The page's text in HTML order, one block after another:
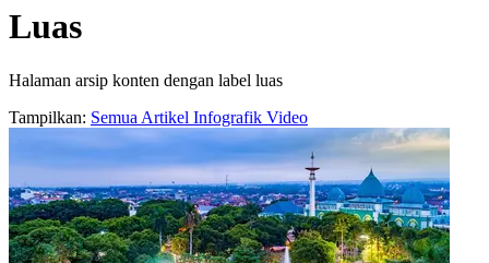
Luas
Halaman arsip konten dengan label luas
Tampilkan: Semua Artikel Infografik Video